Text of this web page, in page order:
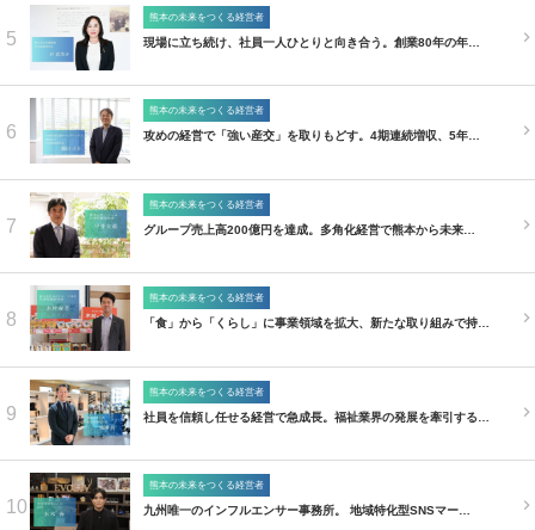
5
熊本の未来をつくる経営者
現場に立ち続け、社員一人ひとりと向き合う。創業80年の年…
6
熊本の未来をつくる経営者
攻めの経営で「強い産交」を取りもどす。4期連続増収、5年…
7
熊本の未来をつくる経営者
グループ売上高200億円を達成。多角化経営で熊本から未来…
8
熊本の未来をつくる経営者
「食」から「くらし」に事業領域を拡大、新たな取り組みで持…
9
熊本の未来をつくる経営者
社員を信頼し任せる経営で急成長。福祉業界の発展を牽引する…
10
熊本の未来をつくる経営者
九州唯一のインフルエンサー事務所。 地域特化型SNSマー…